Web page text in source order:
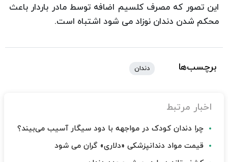
این تصور که مصرف کلسیم اضافه توسط مادر باردار باعث
محکم شدن دندان نوزاد می شود اشتباه است.
برچسب‌ها دندان
اخبار مرتبط
چرا دندان کودک در مواجهه با دود سیگار آسیب می‌بیند؟
قیمت مواد دندانپزشکی «دلاری» گران می شود